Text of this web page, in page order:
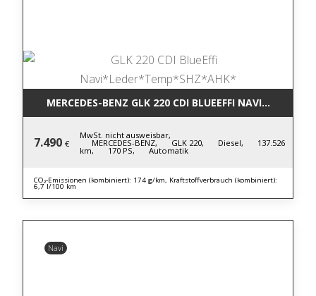
MERCEDES-BENZ GLK 220 CDI
7.490 €
MwSt. nicht ausweisbar,
MERCEDES-BENZ, GLK 220, Diesel, 137.526
km, 170 PS, Automatik
CO₂-Emissionen (kombiniert): 174 g/km, Kraftstoffverbrauch (kombiniert):
6,7 l/100 km
Navi